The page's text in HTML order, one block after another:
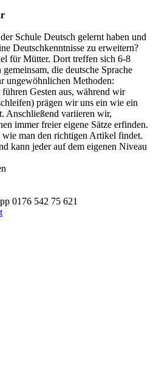
Schule Deutsch gelernt haben und
Deutschkenntnisse zu erweitern?
für Mütter. Dort treffen sich 6-8
die deutsche Sprache
ungewöhnlichen Methoden:
Gesten aus, während wir
prägen wir uns ein wie ein
Anschließend variieren wir,
immer freier eigene Sätze erfinden.
man den richtigen Artikel findet.
kann jeder auf dem eigenen Niveau
0176 542 75 621